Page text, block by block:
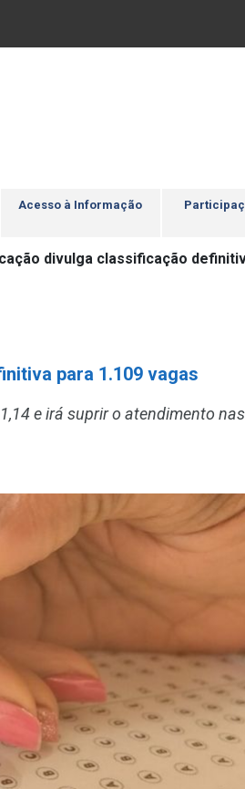
Acesso à Informação
divulga classificação
para 1.109 vagas
e irá suprir o atendimento nas